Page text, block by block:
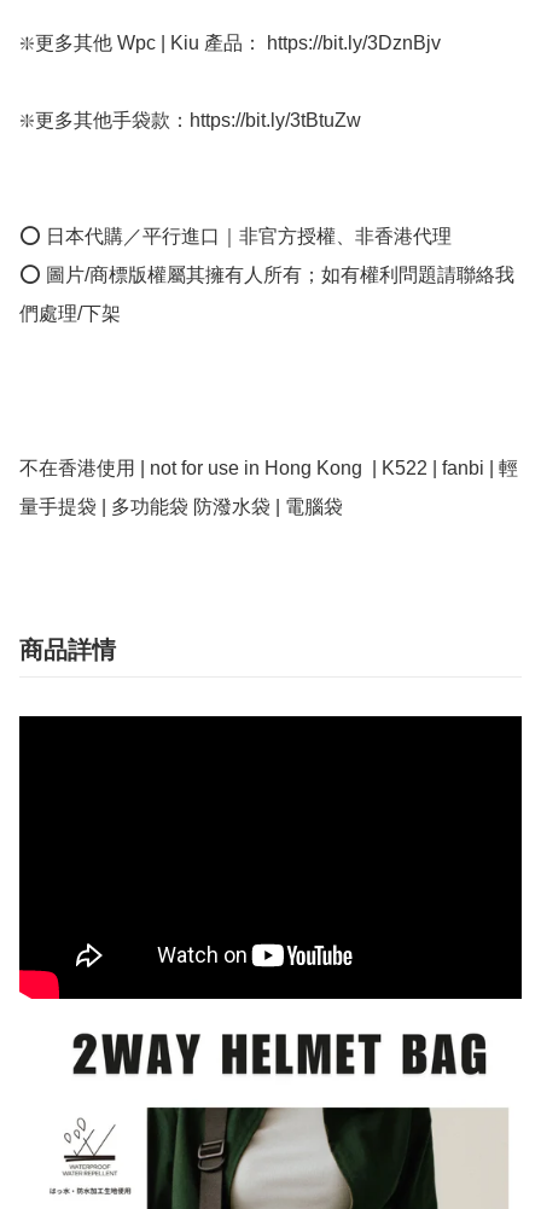
❇️更多其他 Wpc | Kiu 產品： https://bit.ly/3DznBjv
❇️更多其他手袋款：https://bit.ly/3tBtuZw
⭕ 日本代購／平行進口｜非官方授權、非香港代理
⭕ 圖片/商標版權屬其擁有人所有；如有權利問題請聯絡我
們處理/下架
不在香港使用 | not for use in Hong Kong  | K522 | fanbi | 輕
量手提袋 | 多功能袋 防潑水袋 | 電腦袋
商品詳情